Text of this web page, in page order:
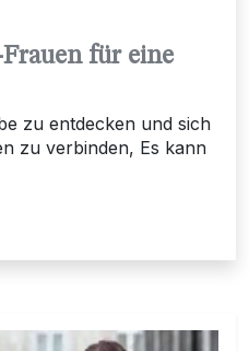
für eine
zu entdecken und sich
zu verbinden, Es kann